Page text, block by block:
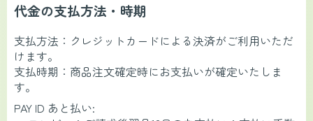
代金の支払方法・時期
支払方法：クレジットカードによる決済がご利用いただ
けます。
支払時期：商品注文確定時にお支払いが確定いたしま
す。
PAY ID あと払い: